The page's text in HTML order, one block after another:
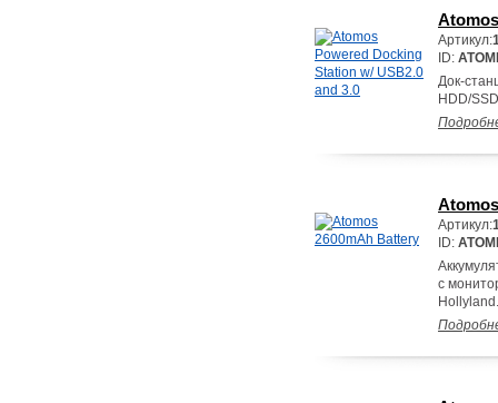
Артикул:
ID:
Док-
HDD/
Артикул:
ID:
с
Hollyland.